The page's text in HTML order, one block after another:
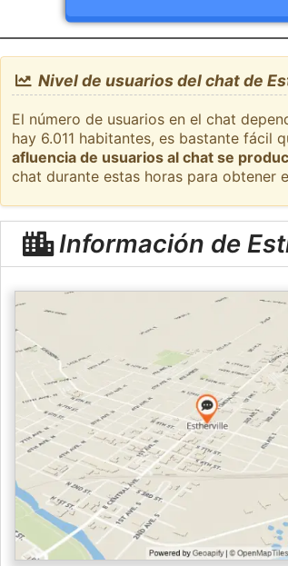
Nivel de usuarios del chat de
El número de usuarios en el chat
hay 6.011 habitantes, es bastante fácil
afluencia de usuarios al chat se
chat durante estas horas para obtener
Información de